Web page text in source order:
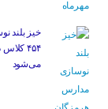
خیز بلند
۴۵۴
می‌شود